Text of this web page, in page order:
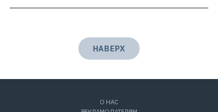
НАВЕРХ
О НАС